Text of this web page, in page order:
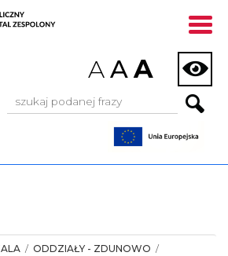
AAA
Wyszukiwarka:
/ ODDZIAŁY - ZDUNOWO /